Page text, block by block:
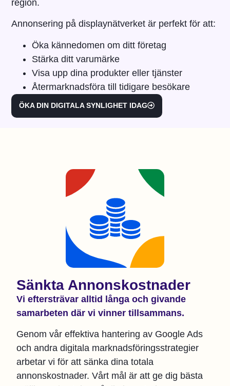
region.
Annonsering på displaynätverket är perfekt för att:
Öka kännedomen om ditt företag
Stärka ditt varumärke
Visa upp dina produkter eller tjänster
Återmarknadsföra till tidigare besökare
ÖKA DIN DIGITALA SYNLIGHET IDAG
Sänkta Annonskostnader
Vi eftersträvar alltid långa och givande
samarbeten där vi vinner tillsammans.
Genom vår effektiva hantering av Google Ads
och andra digitala marknadsföringsstrategier
arbetar vi för att sänka dina totala
annonskostnader. Vårt mål är att ge dig bästa